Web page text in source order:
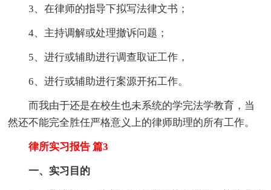
3、在律师的指导下拟写法律文书；
4、主持调解或处理撤诉问题；
5、进行或辅助进行调查取证工作，
6、进行或辅助进行案源开拓工作。
而我由于还是在校生也未系统的学完法学教育，当
然还不能完全胜任严格意义上的律师助理的所有工作。
律所实习报告 篇3
一、实习目的